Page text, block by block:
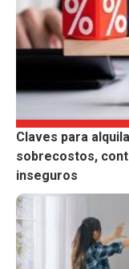
Claves para
sobrecostos,
inseguros